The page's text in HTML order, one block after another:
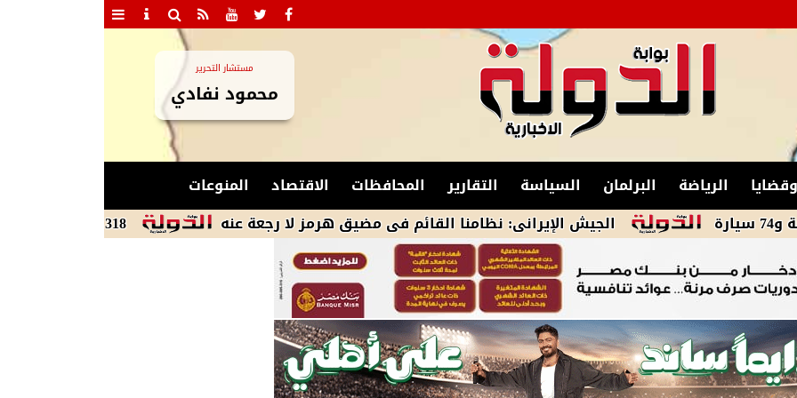
مستشار التحرير
محمود نفادي
الرياضة البرلمان السياسة التقارير المحافظات الاقتصاد
المنوعات
318 محضرًا في حملة واحدة الفشن تضرب بيد من حديد على الإشغالات ومخالفات البناء
الجيش الإيرانى: نظامنا القائم فى مضيق هرمز لا رجعة عنه